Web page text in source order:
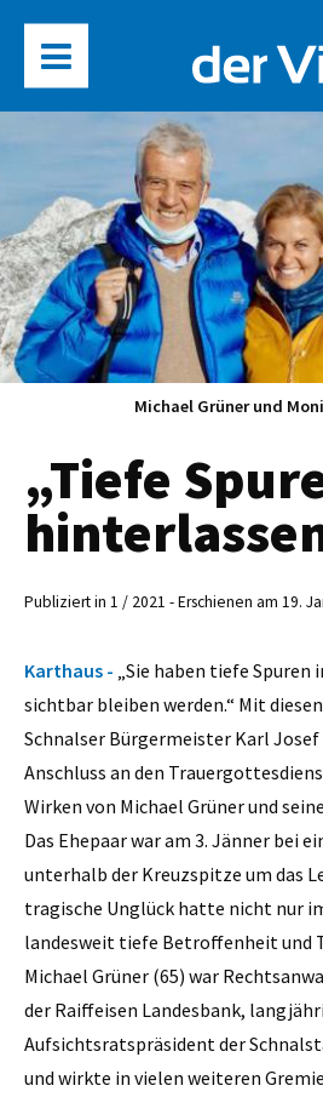
Michael Grüner und
„Tiefe
Publiziert in 1 / 2021 - Erschienen am 19.
Karthaus - „Sie haben tiefe
sichtbar bleiben werden.“ Mit
Schnalser Bürgermeister Karl Josef
Anschluss an den
Wirken von Michael Grüner und
Das Ehepaar war am 3. Jänner bei
unterhalb der Kreuzspitze um das
tragische Unglück hatte nicht nur
landesweit tiefe Betroffenheit und
Michael Grüner (65) war
der Raiffeisen Landesbank,
Aufsichtsratspräsident der
und wirkte in vielen weiteren